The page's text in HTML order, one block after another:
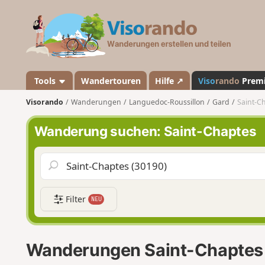
a
n
d
o
Tools Wandertouren Hilfe ↗ Visorando
Visorando Wanderungen Languedoc-Roussillon Gard Saint-
Wanderung suchen: Saint-Chaptes
Filter NEU
Wanderungen Saint-Chaptes